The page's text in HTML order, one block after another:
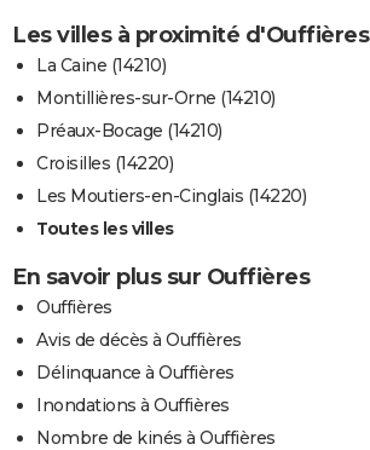
Les villes à proximité d'Ouffières
La Caine (14210)
Montillières-sur-Orne (14210)
Préaux-Bocage (14210)
Croisilles (14220)
Les Moutiers-en-Cinglais (14220)
Toutes les villes
En savoir plus sur Ouffières
Ouffières
Avis de décès à Ouffières
Délinquance à Ouffières
Inondations à Ouffières
Nombre de kinés à Ouffières